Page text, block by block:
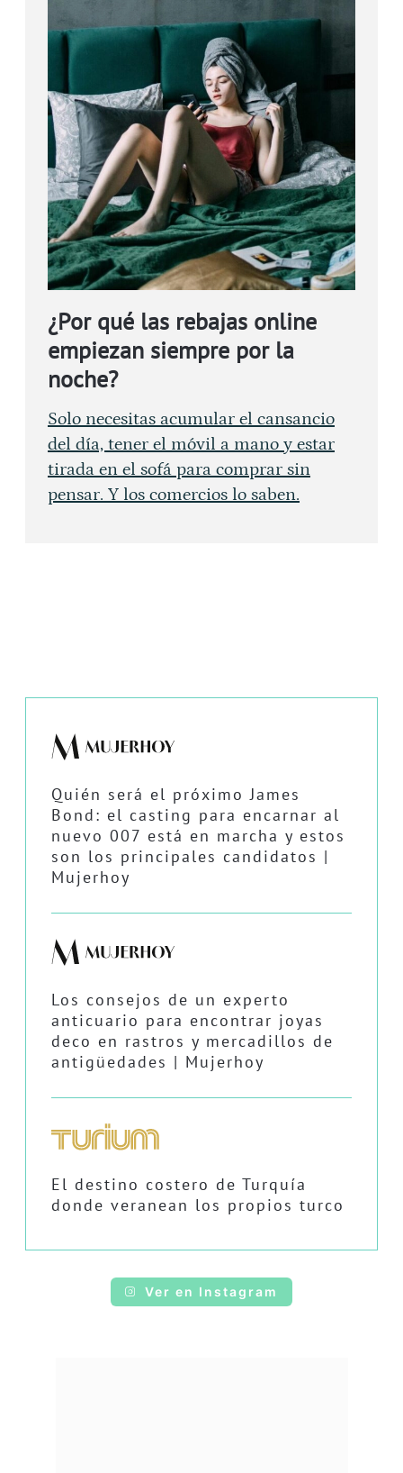
¿Por qué las rebajas online
empiezan siempre por la
noche?
Solo necesitas acumular el cansancio
del día, tener el móvil a mano y estar
tirada en el sofá para comprar sin
pensar. Y los comercios lo saben.
Quién será el próximo James
Bond: el casting para encarnar al
nuevo 007 está en marcha y estos
son los principales candidatos |
Mujerhoy
Los consejos de un experto
anticuario para encontrar joyas
deco en rastros y mercadillos de
antigüedades | Mujerhoy
El destino costero de Turquía
donde veranean los propios turco
Ver en Instagram